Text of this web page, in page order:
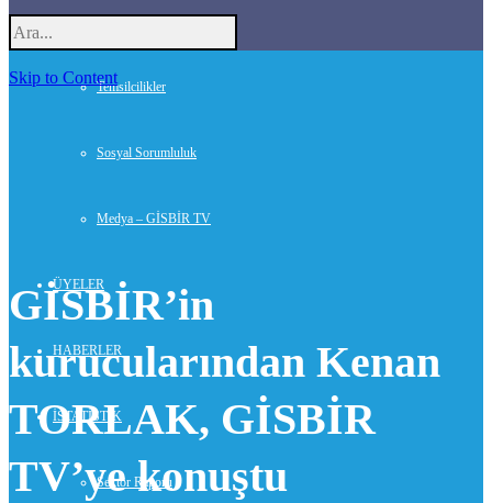
Danışmanlar
Temsilcilikler
Sosyal Sorumluluk
Medya – GİSBİR TV
ÜYELER
HABERLER
İSTATİSTİK
Sektör Raporu
Skip to Content
GİSBİR’in
kurucularından Kenan
TORLAK, GİSBİR
TV’ye konuştu